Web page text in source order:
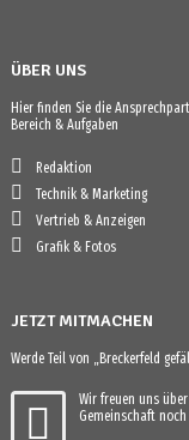
ÜBER UNS
Hier finden Sie die
Bereich & Aufgaben
Redaktion
Technik & Marketing
Vertrieb & Anzeigen
Grafik & Fotos
JETZT MITMACHEN
Werde Teil von „Breckerfeld
Wir freuen uns
Gemeinschaft